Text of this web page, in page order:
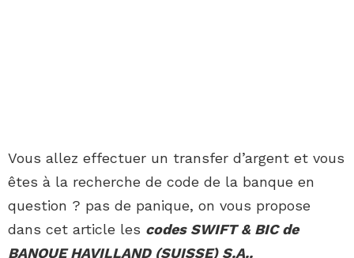
Vous allez effectuer un transfer d’argent et vous
êtes à la recherche de code de la banque en
question ? pas de panique, on vous propose
dans cet article les codes SWIFT & BIC de
BANQUE HAVILLAND (SUISSE) S.A..